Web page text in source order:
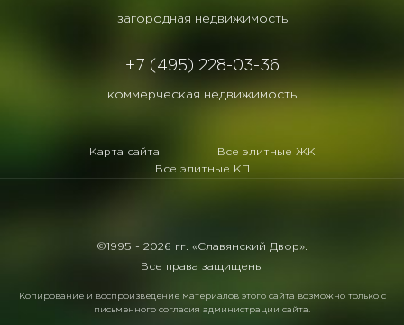
загородная недвижимость
+7 (495) 228-03-36
коммерческая недвижимость
Карта сайта
Все элитные ЖК
Все элитные КП
©1995 - 2026 гг. «Славянский Двор».
Все права защищены
Копирование и воспроизведение материалов этого сайта возможно только с
письменного согласия администрации сайта.